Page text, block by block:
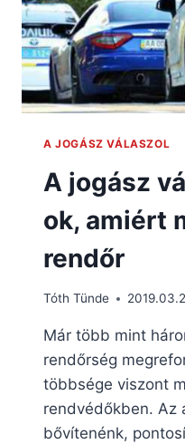
A JOGÁSZ VÁLASZOL
A jogász
ok, amiért
rendőr
Tóth Tünde
Már több mint
rendőrség
többsége viszont
rendvédőkben. Az
bővítenénk,